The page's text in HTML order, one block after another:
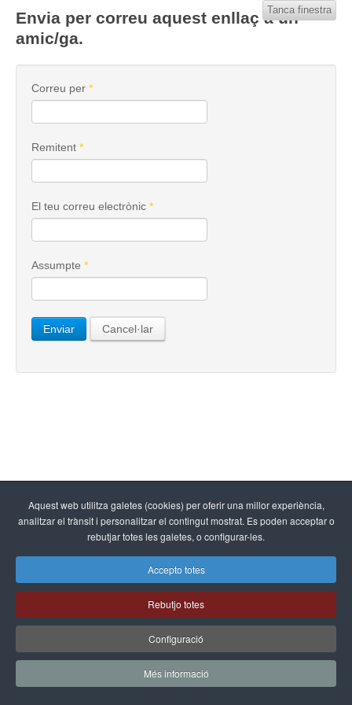
Envia per correu aquest enllaç a un
amic/ga.
Tanca finestra
Correu per *
Remitent *
El teu correu electrònic *
Assumpte *
Enviar Cancel·lar
Aquest web utilitza galetes (cookies) per oferir una millor experiència,
analitzar el trànsit i personalitzar el contingut mostrat. Es poden acceptar o
rebutjar totes les galetes, o configurar-les.
Accepto totes
Rebutjo totes
Configuració
Més informació